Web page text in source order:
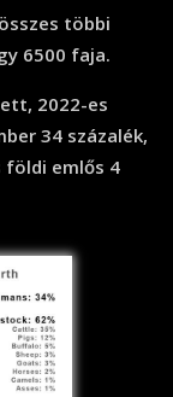
többi
6500 faja.
2022-es
34 százalék,
földi emlős 4